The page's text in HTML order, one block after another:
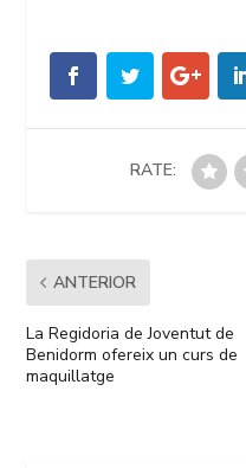
RATE:
ANTERIOR
La Regidoria de Joventut de
Benidorm ofereix un curs de
maquillatge